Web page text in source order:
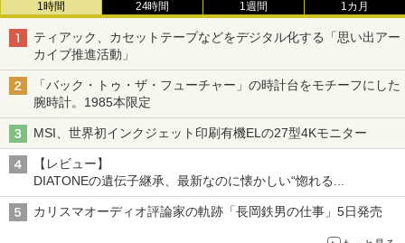
1時間 24時間 1週間 1カ月
ティアック、カセットテープなどをデジタル化する「思い出アー
カイブ推進活動」
「バック・トゥ・ザ・フューチャー」の時計台をモチーフにした
腕時計。1985本限定
MSI、世界初インクジェット印刷有機ELの27型4Kモニター
【レビュー】
DIATONEの遺伝子継承、最新なのに懐かしい“惚れる
音”Tecnologia e Cuore「DS-TC52B」を聴く
カリスマオーディオ評論家の軌跡「長岡鉄男の仕事」5日発売